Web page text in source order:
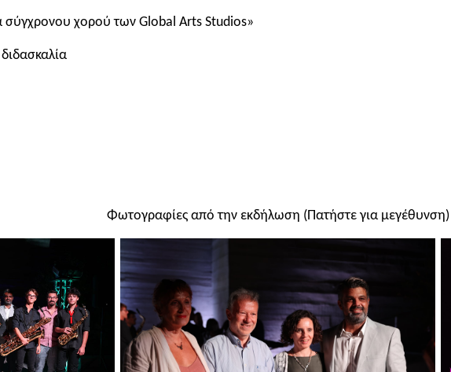
σύγχρονου χορού των Global Arts Studios»
Φωτογραφίες από την εκδήλωση (Πατήστε για μεγέθυνση)